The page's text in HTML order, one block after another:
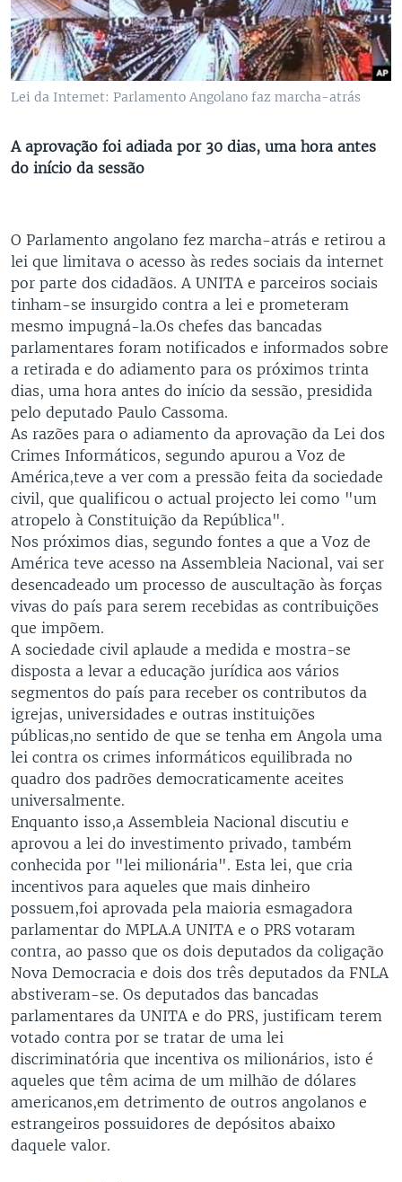
Lei da Internet: Parlamento Angolano faz marcha-atrás
A aprovação foi adiada por 30 dias, uma hora antes
do início da sessão
O Parlamento angolano fez marcha-atrás e retirou a
lei que limitava o acesso às redes sociais da internet
por parte dos cidadãos. A UNITA e parceiros sociais
tinham-se insurgido contra a lei e prometeram
mesmo impugná-la.Os chefes das bancadas
parlamentares foram notificados e informados sobre
a retirada e do adiamento para os próximos trinta
dias, uma hora antes do início da sessão, presidida
pelo deputado Paulo Cassoma.
As razões para o adiamento da aprovação da Lei dos
Crimes Informáticos, segundo apurou a Voz de
América,teve a ver com a pressão feita da sociedade
civil, que qualificou o actual projecto lei como "um
atropelo à Constituição da República".
Nos próximos dias, segundo fontes a que a Voz de
América teve acesso na Assembleia Nacional, vai ser
desencadeado um processo de auscultação às forças
vivas do país para serem recebidas as contribuições
que impõem.
A sociedade civil aplaude a medida e mostra-se
disposta a levar a educação jurídica aos vários
segmentos do país para receber os contributos da
igrejas, universidades e outras instituições
públicas,no sentido de que se tenha em Angola uma
lei contra os crimes informáticos equilibrada no
quadro dos padrões democraticamente aceites
universalmente.
Enquanto isso,a Assembleia Nacional discutiu e
aprovou a lei do investimento privado, também
conhecida por "lei milionária". Esta lei, que cria
incentivos para aqueles que mais dinheiro
possuem,foi aprovada pela maioria esmagadora
parlamentar do MPLA.A UNITA e o PRS votaram
contra, ao passo que os dois deputados da coligação
Nova Democracia e dois dos três deputados da FNLA
abstiveram-se. Os deputados das bancadas
parlamentares da UNITA e do PRS, justificam terem
votado contra por se tratar de uma lei
discriminatória que incentiva os milionários, isto é
aqueles que têm acima de um milhão de dólares
americanos,em detrimento de outros angolanos e
estrangeiros possuidores de depósitos abaixo
daquele valor.